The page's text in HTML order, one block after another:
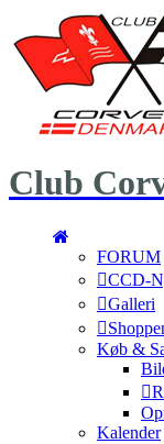
Club
FORUM
CCD-
Galleri
Køb &
Kalender